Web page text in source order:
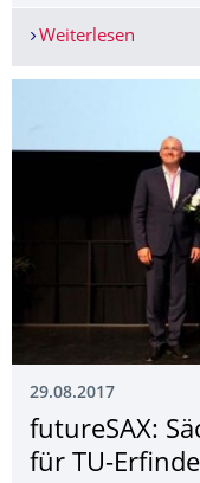
Weiterlesen
29.08.2017
futureSAX:
für TU-